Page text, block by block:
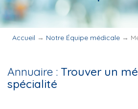
Accueil → Notre Équipe médicale →
Annuaire : Trouver un
spécialité